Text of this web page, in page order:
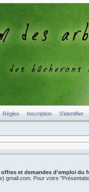
Règles Inscription S'identifier
et demandes d'emploi du
gmail.com. Pour votre